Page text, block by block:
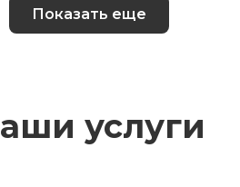
Показать еще
услуги